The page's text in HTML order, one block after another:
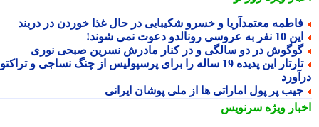
معتمدآریا و خسرو شکیبایی در حال غذا خوردن در دربند
به عروسی رونالدو دعوت نمی شوند!
در دو سالگی و در کنار مادرش نسرین صبحی نوری
تارتار این پدیده 19 ساله را برای پرسپولیس از چنگ نساجی و تراکتور
پر پول اماراتی ها از ملی پوشان ایرانی
ویژهسرنویس